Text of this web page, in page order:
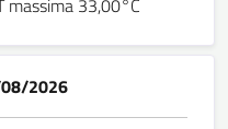
massima 33,00°C
2026